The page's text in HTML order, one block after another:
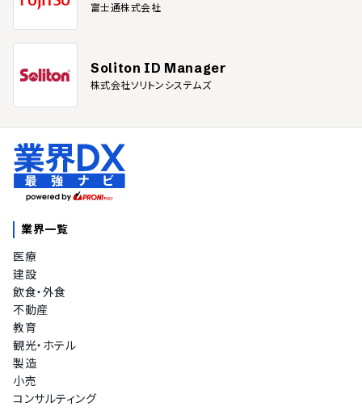
富士通株式会社
Soliton ID Manager
株式会社ソリトンシステムズ
業界一覧
医療
建設
飲食・外食
不動産
教育
観光・ホテル
製造
小売
コンサルティング